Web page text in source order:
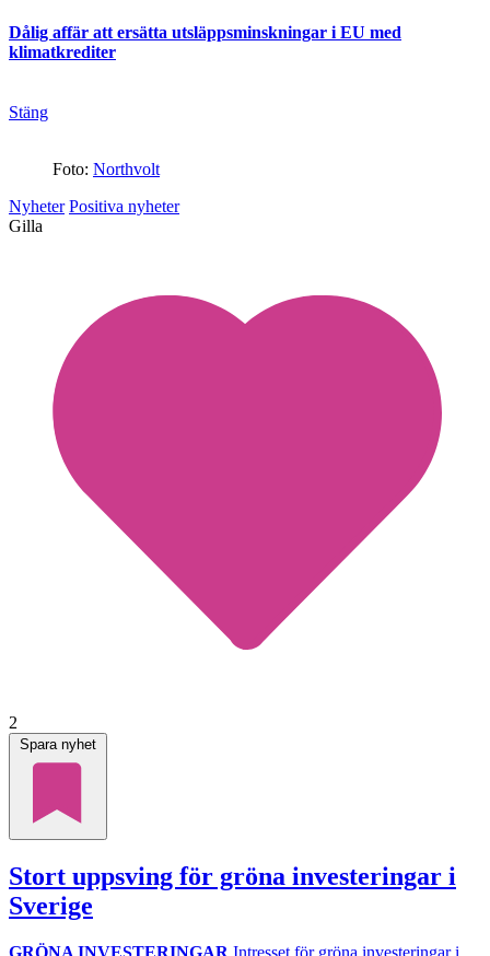
Dålig affär att ersätta utsläppsminskningar i EU med
klimatkrediter
Stäng
Foto: Northvolt
Nyheter Positiva nyheter
Gilla
2
Spara nyhet
Stort uppsving för gröna investeringar i
Sverige
GRÖNA INVESTERINGAR Intresset för gröna investeringar i